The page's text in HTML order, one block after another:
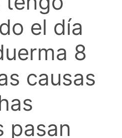
el día
8
causas
pasan